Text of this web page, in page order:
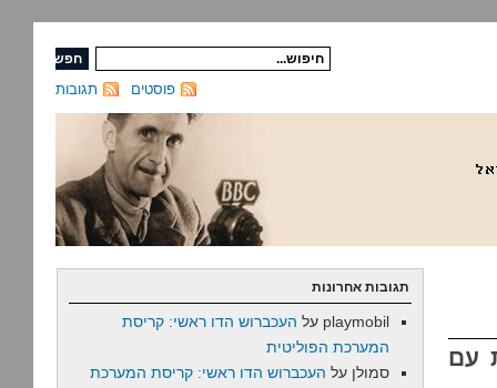
תגובות פוסטים
עם
תגובות אחרונות
playmobil על העכברוש הדו ראשי: קריסת
המערכת הפוליטית
סמולן על העכברוש הדו ראשי: קריסת המערכת